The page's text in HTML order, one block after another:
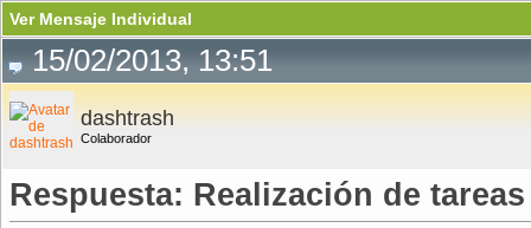
Ver Mensaje Individual
15/02/2013, 13:51
dashtrash
Colaborador
Respuesta: Realización de